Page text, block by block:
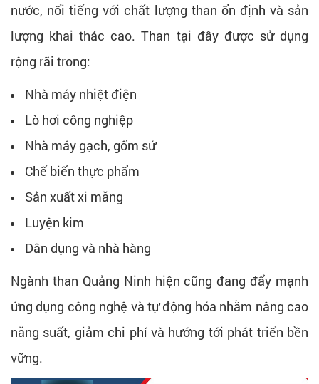
nước, nổi tiếng với chất lượng than ổn định và sản
lượng khai thác cao. Than tại đây được sử dụng
rộng rãi trong:
Nhà máy nhiệt điện
Lò hơi công nghiệp
Nhà máy gạch, gốm sứ
Chế biến thực phẩm
Sản xuất xi măng
Luyện kim
Dân dụng và nhà hàng
Ngành than Quảng Ninh hiện cũng đang đẩy mạnh
ứng dụng công nghệ và tự động hóa nhằm nâng cao
năng suất, giảm chi phí và hướng tới phát triển bền
vững.